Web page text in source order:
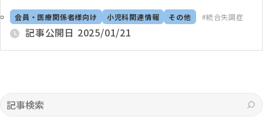
会員・医療関係者様向け 小児科関連情報 その他 統合失調症
記事公開日 2025/01/21
記事検索